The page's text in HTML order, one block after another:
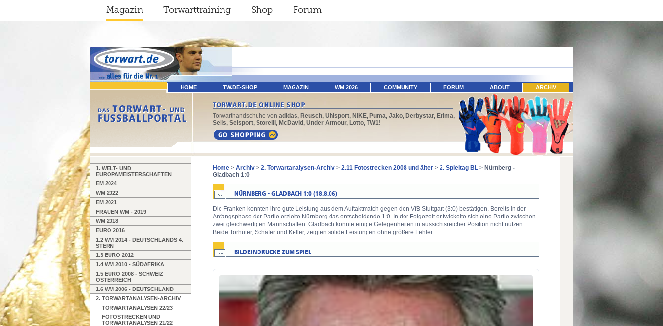
Magazin Torwarttraining Shop Forum
HOME TW.DE-SHOP MAGAZIN WM 2026 COMMUNITY FORUM ABOUT ARCHIV
Torwarthandschuhe von adidas, Reusch, Uhlsport, NIKE, Puma, Jako, Derbystar, Erima,
Sells, Selsport, Storelli, McDavid, Under Armour, Lotto, TW1!
1. WELT- UND
EUROPAMEISTERSCHAFTEN
EM 2024
WM 2022
EM 2021
FRAUEN WM - 2019
WM 2018
EURO 2016
1.2 WM 2014 - DEUTSCHLANDS 4.
STERN
1.3 EURO 2012
1.4 WM 2010 - SÜDAFRIKA
1.5 EURO 2008 - SCHWEIZ
ÖSTERREICH
1.6 WM 2006 - DEUTSCHLAND
2. TORWARTANALYSEN-ARCHIV
TORWARTANALYSEN 22/23
FOTOSTRECKEN UND
TORWARTANALYSEN 21/22
Home > Archiv > 2. Torwartanalysen-Archiv > 2.11 Fotostrecken 2008 und älter > 2. Spieltag BL > Nürnberg -
Gladbach 1:0
Die Franken konnten ihre gute Leistung aus dem Auftaktmatch gegen den VfB Stuttgart (3:0) bestätigen. Bereits in der
Anfangsphase der Partie erzielte Nürnberg das entscheidende 1:0. In der Folgezeit entwickelte sich eine Partie zwischen
zwei gleichwertigen Mannschaften. Gladbach konnte einige Gelegenheiten in aussichtsreicher Position nicht nutzen.
Beide Torhüter, Schäfer und Keller, zeigten solide Leistungen ohne größere Fehler.